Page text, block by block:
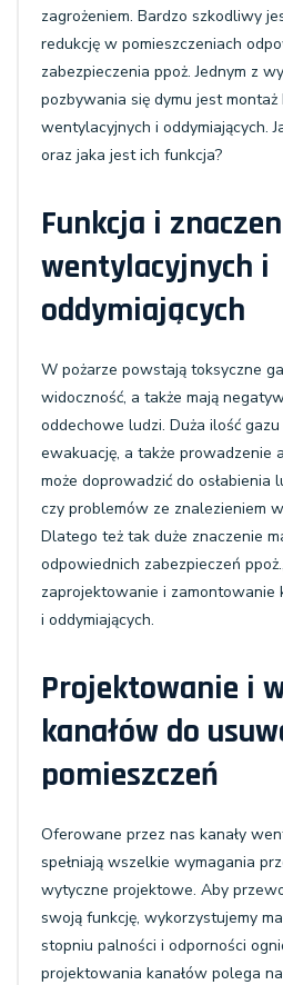
zagrożeniem. Bardzo szkodliwy
redukcję w pomieszczeniach
zabezpieczenia ppoż. Jednym z
pozbywania się dymu jest montaż
wentylacyjnych i oddymiających.
oraz jaka jest ich funkcja?
Funkcja i
wentylacyjnych i
oddymiających
W pożarze powstają toksyczne
widoczność, a także mają
oddechowe ludzi. Duża ilość
ewakuację, a także prowadzenie
może doprowadzić do osłabienia
czy problemów ze znalezieniem
Dlatego też tak duże znaczenie
odpowiednich zabezpieczeń
zaprojektowanie i zamontowanie
i oddymiających.
Projektowanie i
kanałów do
pomieszczeń
Oferowane przez nas kanały
spełniają wszelkie wymagania
wytyczne projektowe. Aby
swoją funkcję, wykorzystujemy
stopniu palności i odporności
projektowania kanałów polega